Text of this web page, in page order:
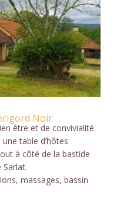
Noir
être et de convivialité.
table d’hôtes
à côté de la bastide
massages, bassin